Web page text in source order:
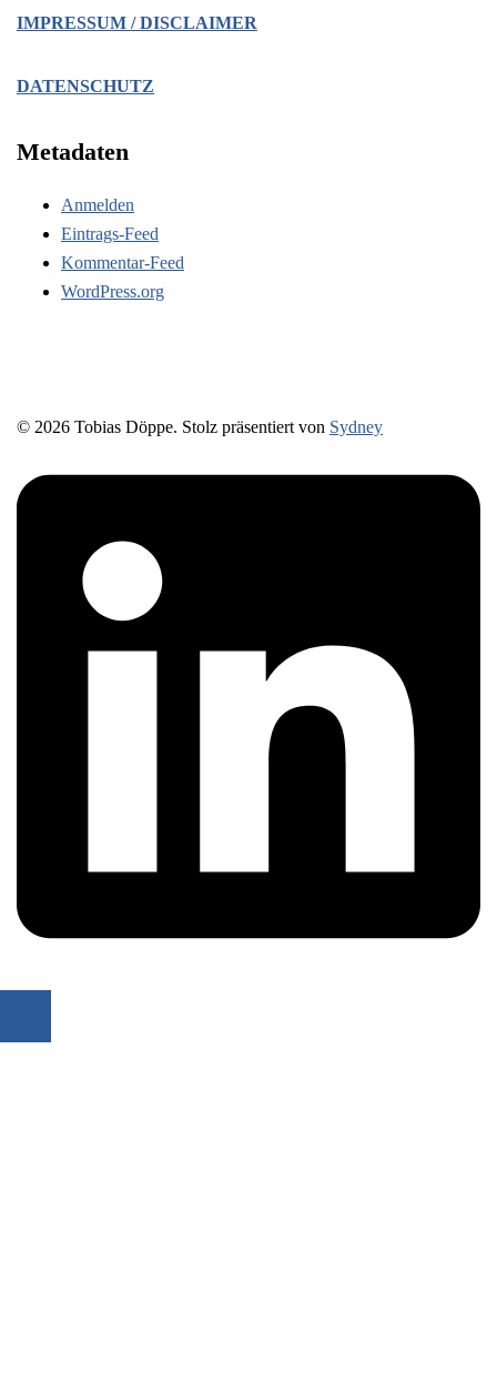
IMPRESSUM / DISCLAIMER
DATENSCHUTZ
Metadaten
Anmelden
Eintrags-Feed
Kommentar-Feed
WordPress.org
© 2026 Tobias Döppe. Stolz präsentiert von Sydney
tobiasdoeppe/